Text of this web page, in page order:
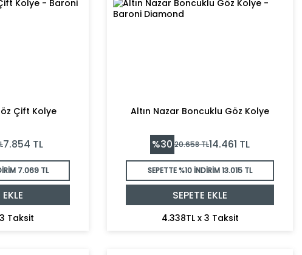
Çift Kolye
7.854 TL
7.069 TL
Taksit
Altın Nazar Boncuklu Göz Kolye
%30 20.658TL14.461 TL
SEPETTE %10 İNDİRİM13.015 TL
SEPETE EKLE
4.338TL x 3 Taksit